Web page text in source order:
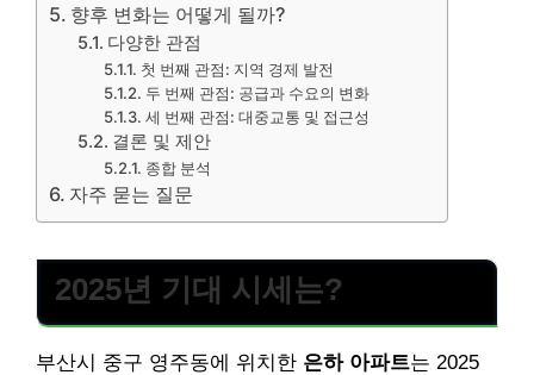
향후 변화는 어떻게 될까?
다양한 관점
첫 번째 관점: 지역 경제 발전
두 번째 관점: 공급과 수요의 변화
세 번째 관점: 대중교통 및 접근성
결론 및 제안
종합 분석
자주 묻는 질문
2025년 기대 시세는?
부산시 중구 영주동에 위치한 은하 아파트는 2025